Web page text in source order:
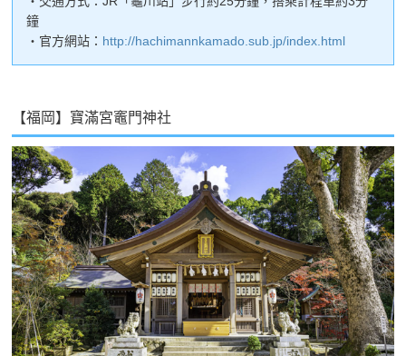
鐘
・官方網站： http://hachimannkamado.sub.jp/index.html
【福岡】寶滿宮竈門神社